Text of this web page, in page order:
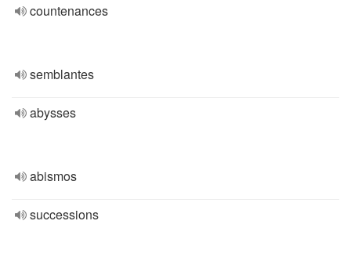
countenances
semblantes
abysses
abismos
successions